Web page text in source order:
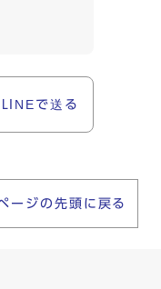
LINEで送る
ージの先頭に戻る